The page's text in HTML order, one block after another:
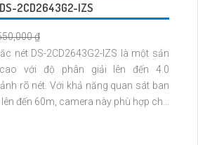
DS-2CD2643G2-IZS
₫
nét DS-2CD2643G2-IZS là một sản
với độ phân giải lên đến 4.0
quan sát ban
đến 60m, camera này phù hợp cho